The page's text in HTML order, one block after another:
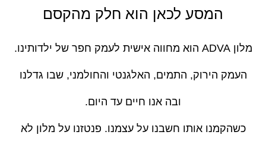
המסע לכאן הוא חלק מהקסם
מלון ADVA הוא מחווה אישית לעמק חפר של ילדותינו.
העמק הירוק, התמים, האלגנטי והחולמני, שבו גדלנו
ובה אנו חיים עד היום.
כשהקמנו אותו חשבנו על עצמנו. פנטזנו על מלון לא